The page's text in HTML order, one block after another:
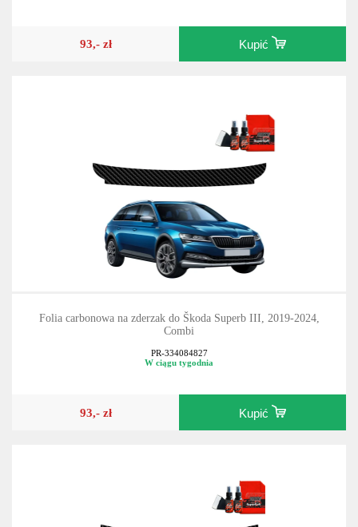
93,- zł Kupić
Folia carbonowa na zderzak do Škoda Superb III, 2019-2024,
Combi
PR-334084827
W ciągu tygodnia
93,- zł Kupić